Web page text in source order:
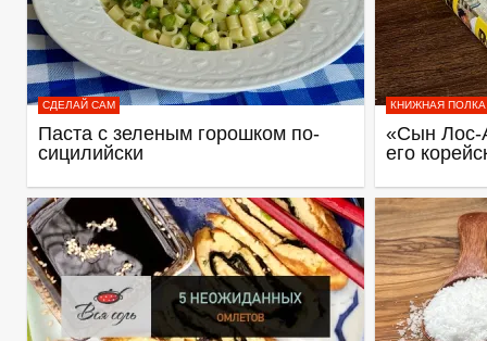
СДЕЛАЙ САМ
Паста с зеленым горошком по-
сицилийски
КНИЖНАЯ ПОЛКА
«Сын Лос-
его